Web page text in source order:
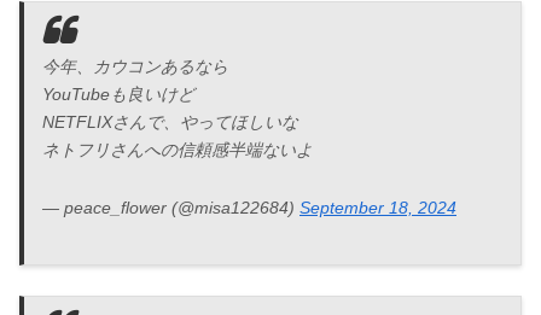
今年、カウコンあるなら
YouTubeも良いけど
NETFLIXさんで、やってほしいな
ネトフリさんへの信頼感半端ないよ
— peace_flower (@misa122684) September 18, 2024